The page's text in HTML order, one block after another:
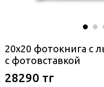
20x20 фотокнига с
с фотовставкой
28290 тг